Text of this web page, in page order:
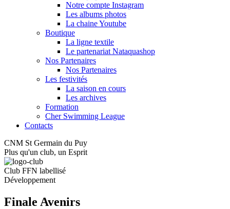
Notre compte Instagram
Les albums photos
La chaine Youtube
Boutique
La ligne textile
Le partenariat Nataquashop
Nos Partenaires
Nos Partenaires
Les festivités
La saison en cours
Les archives
Formation
Cher Swimming League
Contacts
CNM St Germain du Puy
Plus qu'un club, un Esprit
Club FFN labellisé
Développement
Finale Avenirs